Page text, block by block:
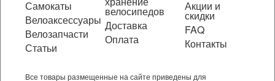
Самокаты
Велоаксессуары
Велозапчасти
Статьи
велосипедов
Доставка
Оплата
Акции и
скидки
FAQ
Контакты
Все товары размещенные на сайте приведены для